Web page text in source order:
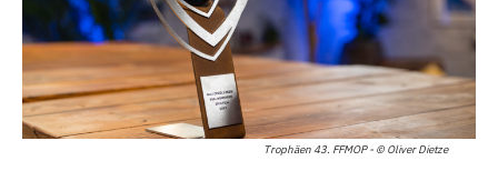
Trophäen 43. FFMOP - © Oliver Dietze